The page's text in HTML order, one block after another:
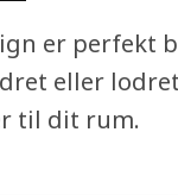
er perfekt
eller
til dit rum.